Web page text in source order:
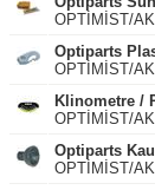
OPTİMİST/
Optiparts
OPTİMİST/
Klinometre /
OPTİMİST/
Optiparts
OPTİMİST/